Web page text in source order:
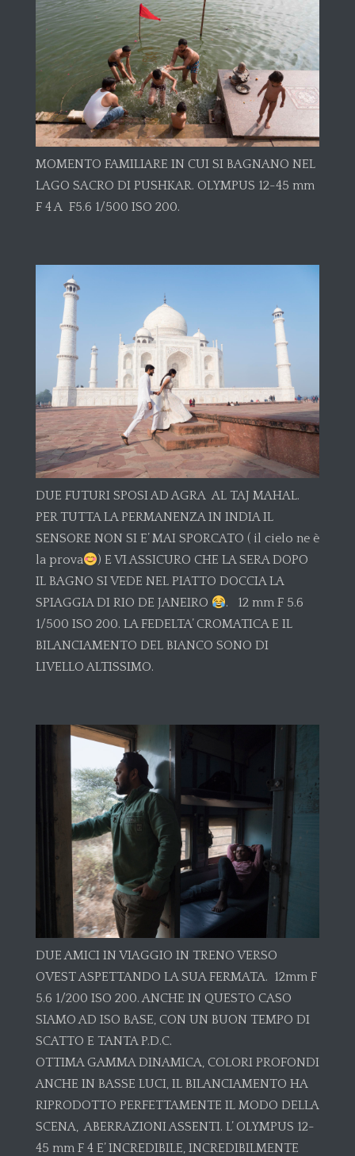
MOMENTO FAMILIARE IN CUI SI BAGNANO NEL
LAGO SACRO DI PUSHKAR. OLYMPUS 12-45 mm
F 4 A F5.6 1/500 ISO 200.
DUE FUTURI SPOSI AD AGRA AL TAJ MAHAL.
PER TUTTA LA PERMANENZA IN INDIA IL
SENSORE NON SI E’ MAI SPORCATO ( il cielo ne è
la prova
) E VI ASSICURO CHE LA SERA DOPO
IL BAGNO SI VEDE NEL PIATTO DOCCIA LA
SPIAGGIA DI RIO DE JANEIRO
. 12 mm F 5.6
1/500 ISO 200. LA FEDELTA’ CROMATICA E IL
BILANCIAMENTO DEL BIANCO SONO DI
LIVELLO ALTISSIMO.
DUE AMICI IN VIAGGIO IN TRENO VERSO
OVEST ASPETTANDO LA SUA FERMATA. 12mm F
5.6 1/200 ISO 200. ANCHE IN QUESTO CASO
SIAMO AD ISO BASE, CON UN BUON TEMPO DI
SCATTO E TANTA P.D.C.
OTTIMA GAMMA DINAMICA, COLORI PROFONDI
ANCHE IN BASSE LUCI, IL BILANCIAMENTO HA
RIPRODOTTO PERFETTAMENTE IL MODO DELLA
SCENA, ABERRAZIONI ASSENTI. L’ OLYMPUS 12-
45 mm F 4 E’ INCREDIBILE, INCREDIBILMENTE